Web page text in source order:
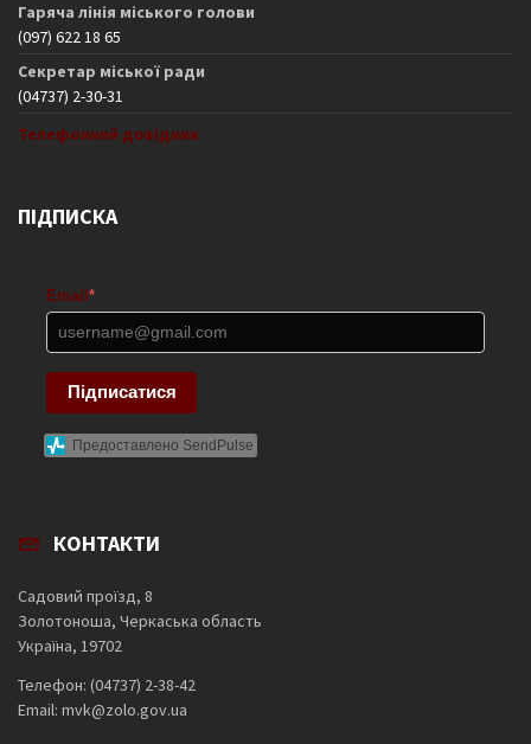
Гаряча лінія міського голови
(097) 622 18 65
Секретар міської ради
(04737) 2-30-31
Телефонний довідник
ПІДПИСКА
Email *
Підписатися
Предоставлено SendPulse
КОНТАКТИ
Садовий проїзд, 8
Золотоноша, Черкаська область
Україна, 19702
Телефон: (04737) 2-38-42
Email: mvk@zolo.gov.ua